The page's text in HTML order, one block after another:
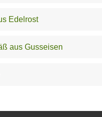
Edelrost
aus Gusseisen